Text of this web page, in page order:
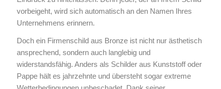
vorbeigeht, wird sich automatisch an den Namen Ihres
Unternehmens erinnern.
Doch ein Firmenschild aus Bronze ist nicht nur ästhetisch
ansprechend, sondern auch langlebig und
widerstandsfähig. Anders als Schilder aus Kunststoff oder
Pappe hält es jahrzehnte und übersteht sogar extreme